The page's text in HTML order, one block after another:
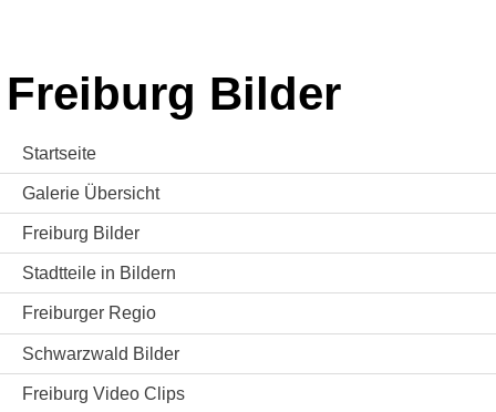
Freiburg Bilder
Startseite
Galerie Übersicht
Freiburg Bilder
Stadtteile in Bildern
Freiburger Regio
Schwarzwald Bilder
Freiburg Video Clips